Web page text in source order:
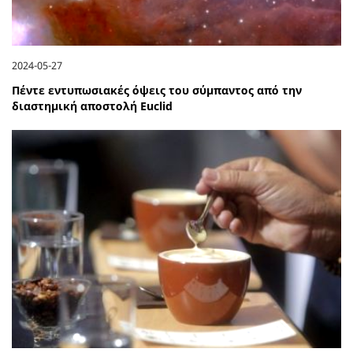
2024-05-27
Πέντε εντυπωσιακές όψεις του σύμπαντος από την
διαστημική αποστολή Euclid